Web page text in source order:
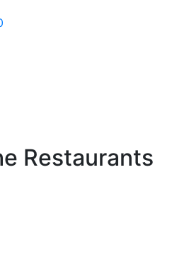
Restaurants